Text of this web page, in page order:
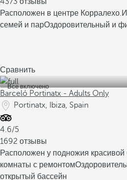
Расположен в центре Корралехо.
семей и парОздоровительный и
Сравнить
Все включено
Barceló Portinatx - Adults Only
Portinatx, Ibiza, Spain
4.6/5
1692 отзывы
Расположен у подножия красивой
комнаты с ремонтом
открытый бассейн